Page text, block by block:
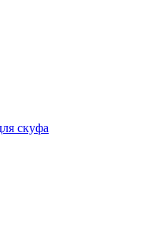
скуфа